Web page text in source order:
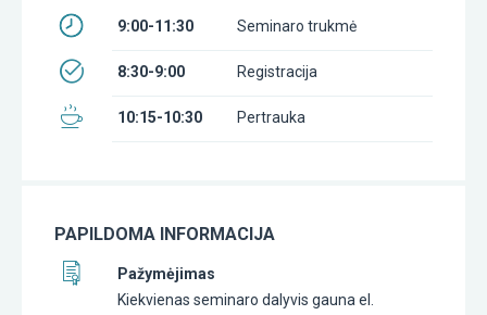
9:00-11:30 Seminaro trukmė
8:30-9:00 Registracija
10:15-10:30 Pertrauka
PAPILDOMA INFORMACIJA
Pažymėjimas
Kiekvienas seminaro dalyvis gauna el.